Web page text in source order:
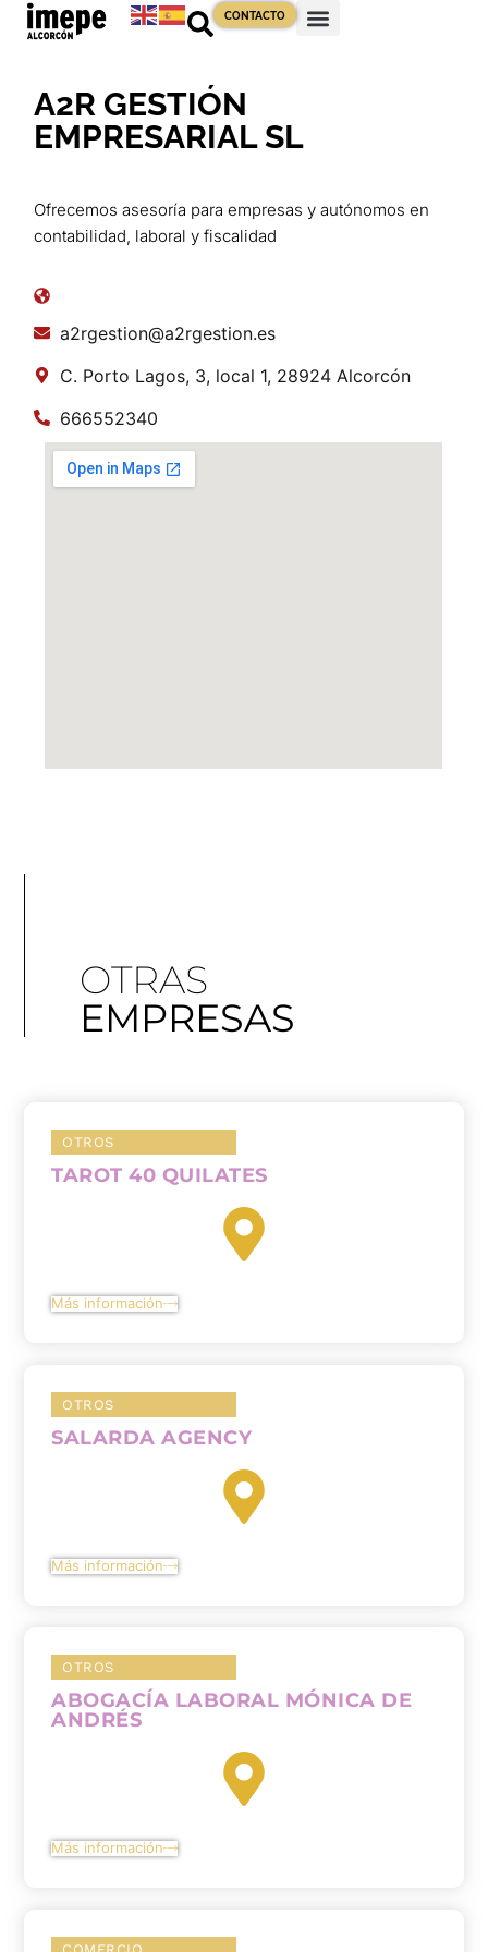
CONTACTO
A2R GESTIÓN
EMPRESARIAL SL
Ofrecemos asesoría para empresas y autónomos en
contabilidad, laboral y fiscalidad
a2rgestion@a2rgestion.es
C. Porto Lagos, 3, local 1, 28924 Alcorcón
666552340
OTRAS
EMPRESAS
OTROS
TAROT 40 QUILATES
Más información
OTROS
SALARDA AGENCY
Más información
OTROS
ABOGACÍA LABORAL MÓNICA DE
ANDRÉS
Más información